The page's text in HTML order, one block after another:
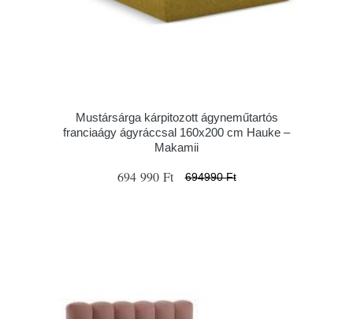
Mustársárga kárpitozott ágyneműtartós
franciaágy ágyráccsal 160x200 cm Hauke –
Makamii
694 990 Ft 694990 Ft